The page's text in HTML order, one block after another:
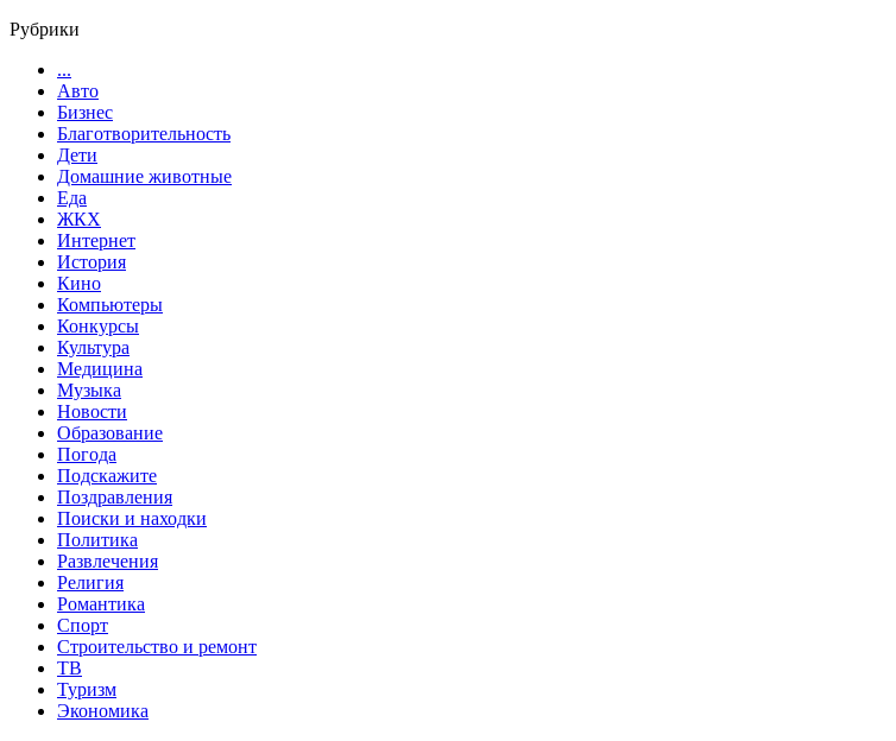
Рубрики
...
Авто
Бизнес
Благотворительность
Дети
Домашние животные
Еда
ЖКХ
Интернет
История
Кино
Компьютеры
Конкурсы
Культура
Медицина
Музыка
Новости
Образование
Погода
Подскажите
Поздравления
Поиски и находки
Политика
Развлечения
Религия
Романтика
Спорт
Строительство и ремонт
ТВ
Туризм
Экономика